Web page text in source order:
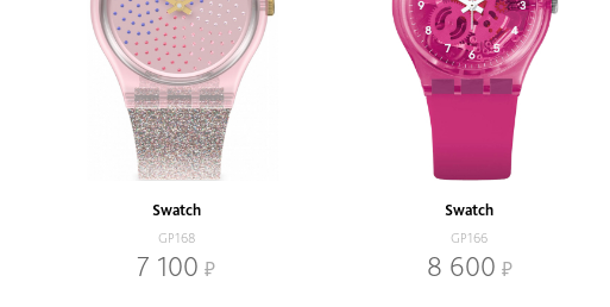
Swatch
GP168
7 100
Swatch
GP166
8 600